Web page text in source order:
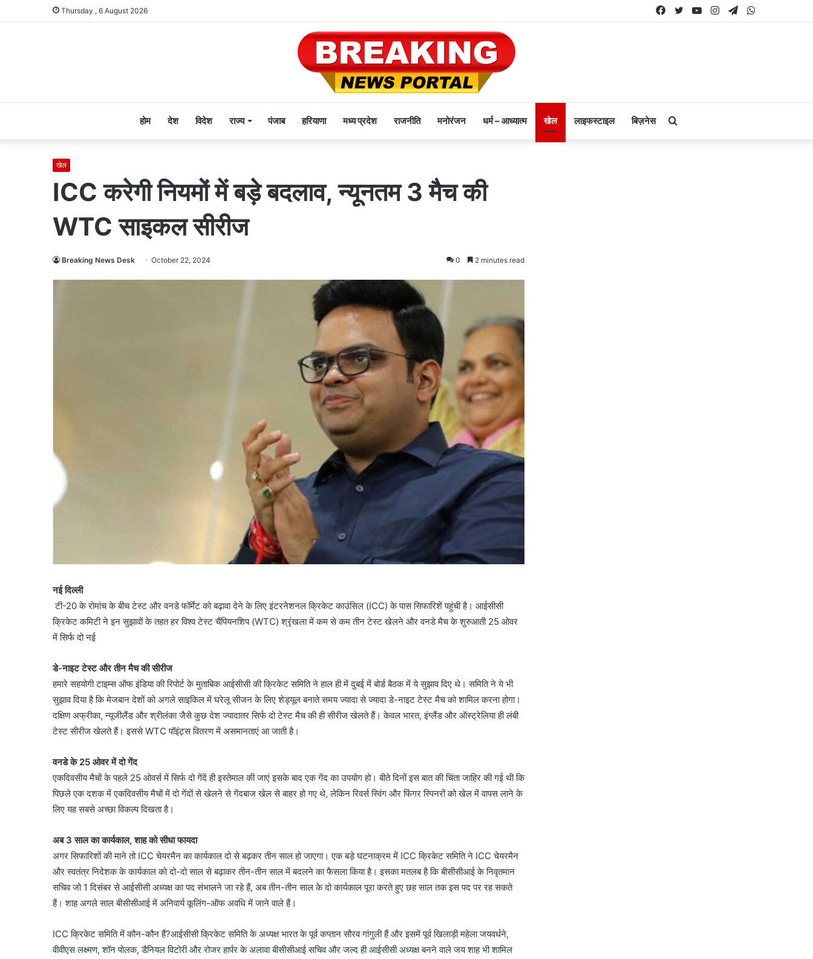
Thursday , 6 August 2026 Telegram
Instagram
YouTube
Twitter
Facebook
होम देश विदेश राज्य पंजाब हरियाणा मध्य प्रदेश राजनीति मनोरंजन धर्म – आध्यात्म खेल लाइफस्टाइल बिज़नेस
खेल
ICC करेगी नियमों में बड़े बदलाव, न्यूनतम 3 मैच की
WTC साइकल सीरीज
Breaking News Desk October 22, 2024 0 2 minutes read
नई दिल्ली
टी-20 के रोमांच के बीच टेस्ट और वनडे फॉर्मेट को बढ़ावा देने के लिए इंटरनेशनल क्रिकेट काउंसिल (ICC) के पास सिफारिशें पहुंची है। आईसीसी
क्रिकेट कमिटी ने इन सुझावों के तहत हर विश्व टेस्ट चैंपियनशिप (WTC) श्रृंखला में कम से कम तीन टेस्ट खेलने और वनडे मैच के शुरुआती 25 ओवर
में सिर्फ दो नई
डे-नाइट टेस्ट और तीन मैच की सीरीज
हमारे सहयोगी टाइम्स ऑफ इंडिया की रिपोर्ट के मुताबिक आईसीसी की क्रिकेट समिति ने हाल ही में दुबई में बोर्ड बैठक में ये सुझाव दिए थे। समिति ने ये भी
सुझाव दिया है कि मेजबान देशों को अगले साइकिल में घरेलू सीजन के लिए शेड्यूल बनाते समय ज्यादा से ज्यादा डे-नाइट टेस्ट मैच को शामिल करना होगा।
दक्षिण अफ्रीका, न्यूजीलैंड और श्रीलंका जैसे कुछ देश ज्यादातर सिर्फ दो टेस्ट मैच की ही सीरीज खेलते हैं। केवल भारत, इंग्लैंड और ऑस्ट्रेलिया ही लंबी
टेस्ट सीरीज खेलते हैं। इससे WTC पॉइंट्स वितरण में असमानताएं आ जाती है।
वनडे के 25 ओवर में दो गेंद
एकदिवसीय मैचों के पहले 25 ओवर्स में सिर्फ दो गेंदें ही इस्तेमाल की जाएं इसके बाद एक गेंद का उपयोग हो। बीते दिनों इस बात की चिंता जाहिर की गई थी कि
पिछले एक दशक में एकदिवसीय मैचों में दो गेंदों से खेलने से गेंदबाज खेल से बाहर हो गए थे, लेकिन रिवर्स स्विंग और फिंगर स्पिनरों को खेल में वापस लाने के
लिए यह सबसे अच्छा विकल्प दिखता है।
अब 3 साल का कार्यकाल, शाह को सीधा फायदा
अगर सिफारिशों की माने तो ICC चेयरमैन का कार्यकाल दो से बढ़कर तीन साल हो जाएगा। एक बड़े घटनाक्रम में ICC क्रिकेट समिति ने ICC चेयरमैन
और स्वतंत्र निदेशक के कार्यकाल को दो-दो साल से बढ़ाकर तीन-तीन साल में बदलने का फैसला किया है। इसका मतलब है कि बीसीसीआई के निवृतमान
सचिव जो 1 दिसंबर से आईसीसी अध्यक्ष का पद संभालने जा रहे हैं, अब तीन-तीन साल के दो कार्यकाल पूरा करते हुए छह साल तक इस पद पर रह सकते
हैं। शाह अगले साल बीसीसीआई में अनिवार्य कूलिंग-ऑफ अवधि में जाने वाले हैं।
ICC क्रिकेट समिति में कौन-कौन हैं?आईसीसी क्रिकेट समिति के अध्यक्ष भारत के पूर्व कप्तान सौरव गांगुली हैं और इसमें पूर्व खिलाड़ी महेला जयवर्धने,
वीवीएस लक्ष्मण, शॉन पोलक, डैनियल विटोरी और रोजर हार्पर के अलावा बीसीसीआई सचिव और जल्द ही आईसीसी अध्यक्ष बनने वाले जय शाह भी शामिल